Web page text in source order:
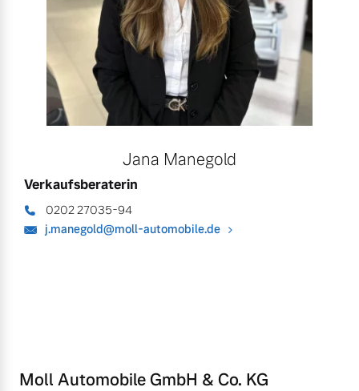
Jana Manegold
Verkaufsberaterin
0202 27035-94
j.manegold@moll-automobile.de
Moll Automobile GmbH & Co. KG